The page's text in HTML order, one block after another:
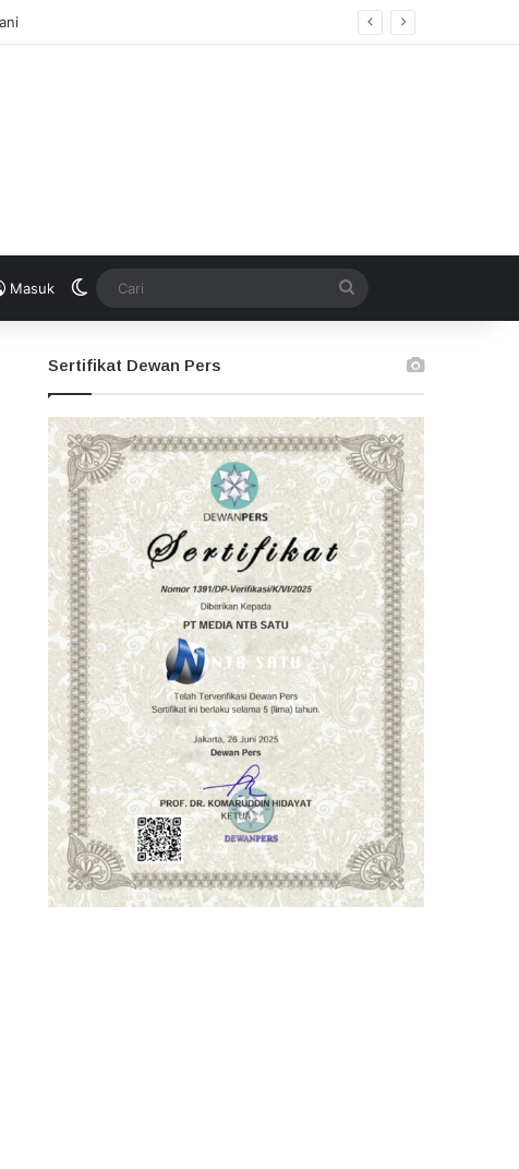
Masuk Switch skin
Sertifikat Dewan Pers